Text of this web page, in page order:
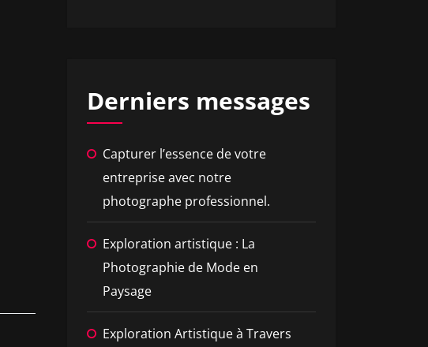
Derniers messages
Capturer l’essence de votre
entreprise avec notre
photographe professionnel.
Exploration artistique : La
Photographie de Mode en
Paysage
Exploration Artistique à Travers